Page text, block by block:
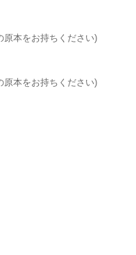
本をお持ちください)
本をお持ちください)